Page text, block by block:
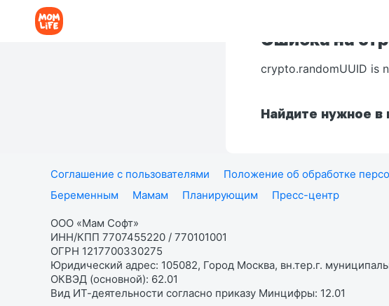
Ошибка на
crypto.randomUUID is
Найдите нужное в
Соглашение с пользователями Положение об обработке
Беременным
Мамам Планирующим Пресс-центр
ООО «Мам Софт»
ИНН/КПП 7707455220 / 770101001
ОГРН 1217700330275
Юридический адрес: 105082, Город Москва, вн.тер.г.
ОКВЭД (основной): 62.01
Вид ИТ-деятельности согласно приказу Минцифры: 12.01